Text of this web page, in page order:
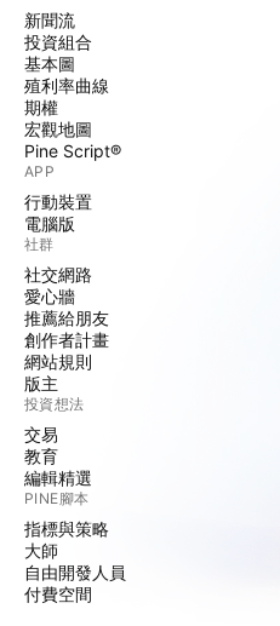
新聞流
投資組合
基本圖
殖利率曲線
期權
宏觀地圖
Pine Script®
APP
行動裝置
電腦版
社群
社交網路
愛心牆
推薦給朋友
創作者計畫
網站規則
版主
投資想法
交易
教育
編輯精選
PINE腳本
指標與策略
大師
自由開發人員
付費空間